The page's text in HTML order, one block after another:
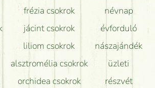
frézia csokrok
jácint csokrok
liliom csokrok
alsztromélia csokrok
orchidea csokrok
névnap
évforduló
nászajándék
üzleti
részvét